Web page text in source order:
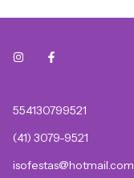
554130799521
(41) 3079-9521
isofestas@hotmail.com